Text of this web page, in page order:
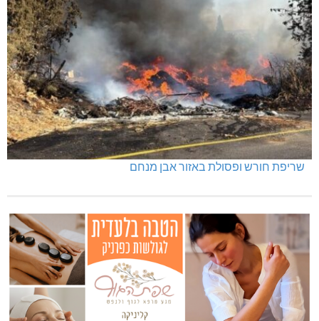
שריפת חורש ופסולת באזור אבן מנחם